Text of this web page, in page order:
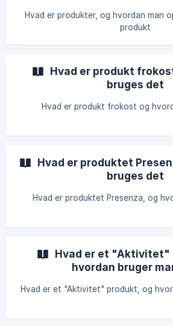
Hvad er produkter, og hvordan man
produkt
Hvad er produkt
bruges det
Hvad er produkt frokost og
Hvad er produktet
bruges det
Hvad er produktet Presenza, og
Hvad er et "Aktivitet"
hvordan bruger
Hvad er et "Aktivitet" produkt, og